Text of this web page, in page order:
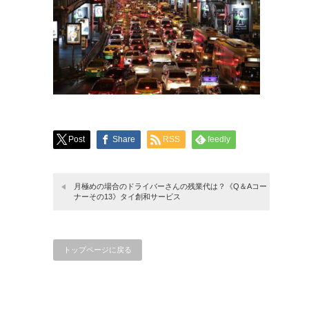
Post Share RSS feedly
月極めの場合のドライバーさんの残業代は？《Q＆Aコー
ナーその13》タイ創和サービス
トップページに戻る